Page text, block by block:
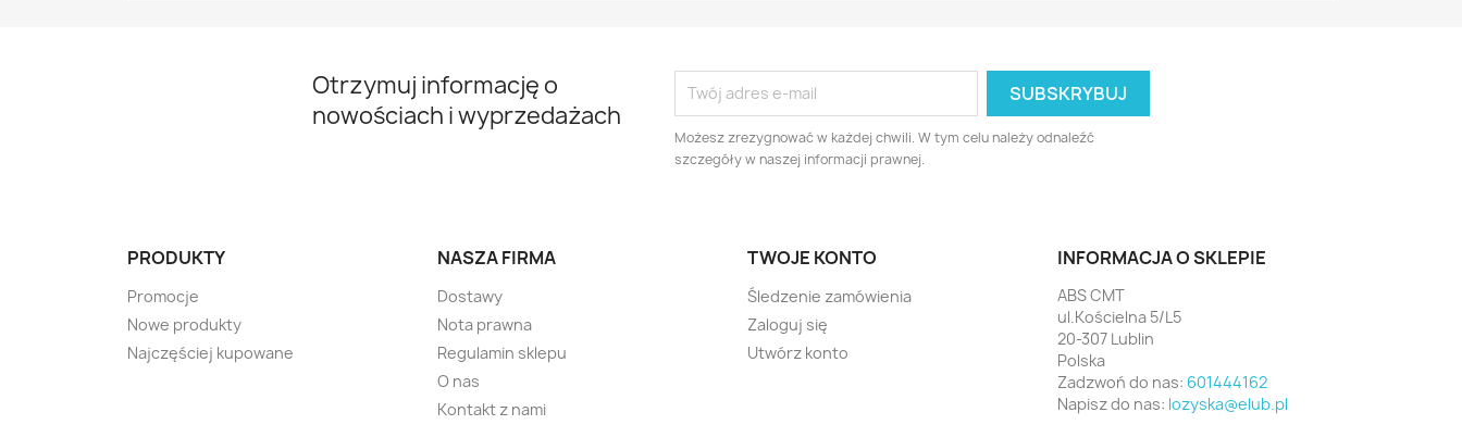
Otrzymuj informację o
nowościach i wyprzedażach
Możesz zrezygnować w każdej chwili. W tym celu należy odnaleźć
szczegóły w naszej informacji prawnej.
PRODUKTY
Promocje
Nowe produkty
Najczęściej kupowane
NASZA FIRMA
Dostawy
Nota prawna
Regulamin sklepu
O nas
Kontakt z nami
TWOJE KONTO
Śledzenie zamówienia
Zaloguj się
Utwórz konto
INFORMACJA O SKLEPIE
ABS CMT
ul.Kościelna 5/L5
20-307 Lublin
Polska
Zadzwoń do nas: 601444162
Napisz do nas: lozyska@elub.pl